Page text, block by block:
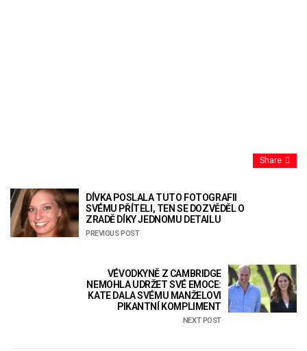
Share
DÍVKA POSLALA TUTO FOTOGRAFII
SVÉMU PŘÍTELI, TEN SE DOZVĚDĚL O
ZRADĚ DÍKY JEDNOMU DETAILU
PREVIOUS POST
VÉVODKYNĚ Z CAMBRIDGE
NEMOHLA UDRŽET SVÉ EMOCE:
KATE DALA SVÉMU MANŽELOVI
PIKANTNÍ KOMPLIMENT
NEXT POST